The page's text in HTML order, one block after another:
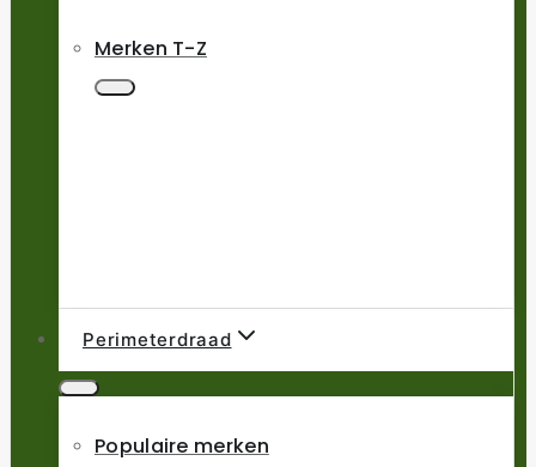
Merken T-Z
Perimeterdraad
Populaire merken